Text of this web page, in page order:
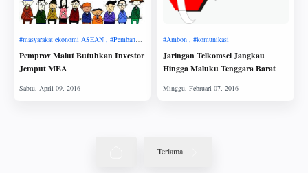
Pemprov Malut Butuhkan Investor
Jemput MEA
Jaringan Telkomsel Jangkau
Hingga Maluku Tenggara Barat
Terlama